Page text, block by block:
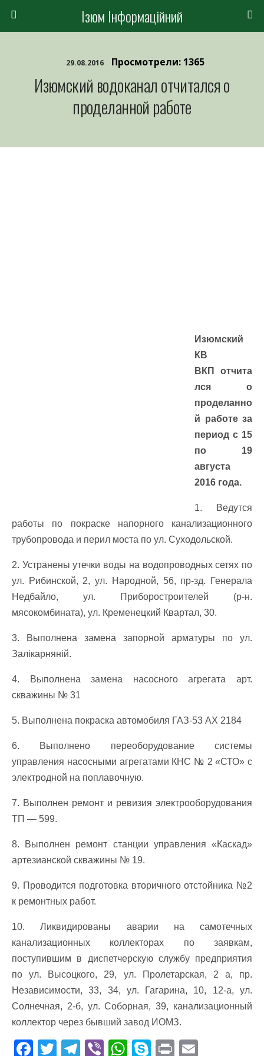
Ізюм Інформаційний
29.08.2016 Просмотрели: 1365
Изюмский водоканал отчитался о
проделанной работе
Изюмский
КВ
ВКП отчита
лся о
проделанно
й работе за
период с 15
по 19
августа
2016 года.
1. Ведутся
работы по покраске напорного канализационного
трубопровода и перил моста по ул. Суходольской.
2. Устранены утечки воды на водопроводных сетях по
ул. Рибинской, 2, ул. Народной, 56, пр-зд. Генерала
Недбайло, ул. Приборостроителей (р-н.
мясокомбината), ул. Кременецкий Квартал, 30.
3. Выполнена замена запорной арматуры по ул.
Залікарняній.
4. Выполнена замена насосного агрегата арт.
скважины № 31
5. Выполнена покраска автомобиля ГАЗ-53 АХ 2184
6. Выполнено переоборудование системы
управления насосными агрегатами КНС № 2 «СТО» с
электродной на поплавочную.
7. Выполнен ремонт и ревизия электрооборудования
ТП — 599.
8. Выполнен ремонт станции управления «Каскад»
артезианской скважины № 19.
9. Проводится подготовка вторичного отстойника №2
к ремонтных работ.
10. Ликвидированы аварии на самотечных
канализационных коллекторах по заявкам,
поступившим в диспетчерскую службу предприятия
по ул. Высоцкого, 29, ул. Пролетарская, 2 а, пр.
Независимости, 33, 34, ул. Гагарина, 10, 12-а, ул.
Солнечная, 2-б, ул. Соборная, 39, канализационный
коллектор через бывший завод ИОМЗ.
F T T Vi W S Pr